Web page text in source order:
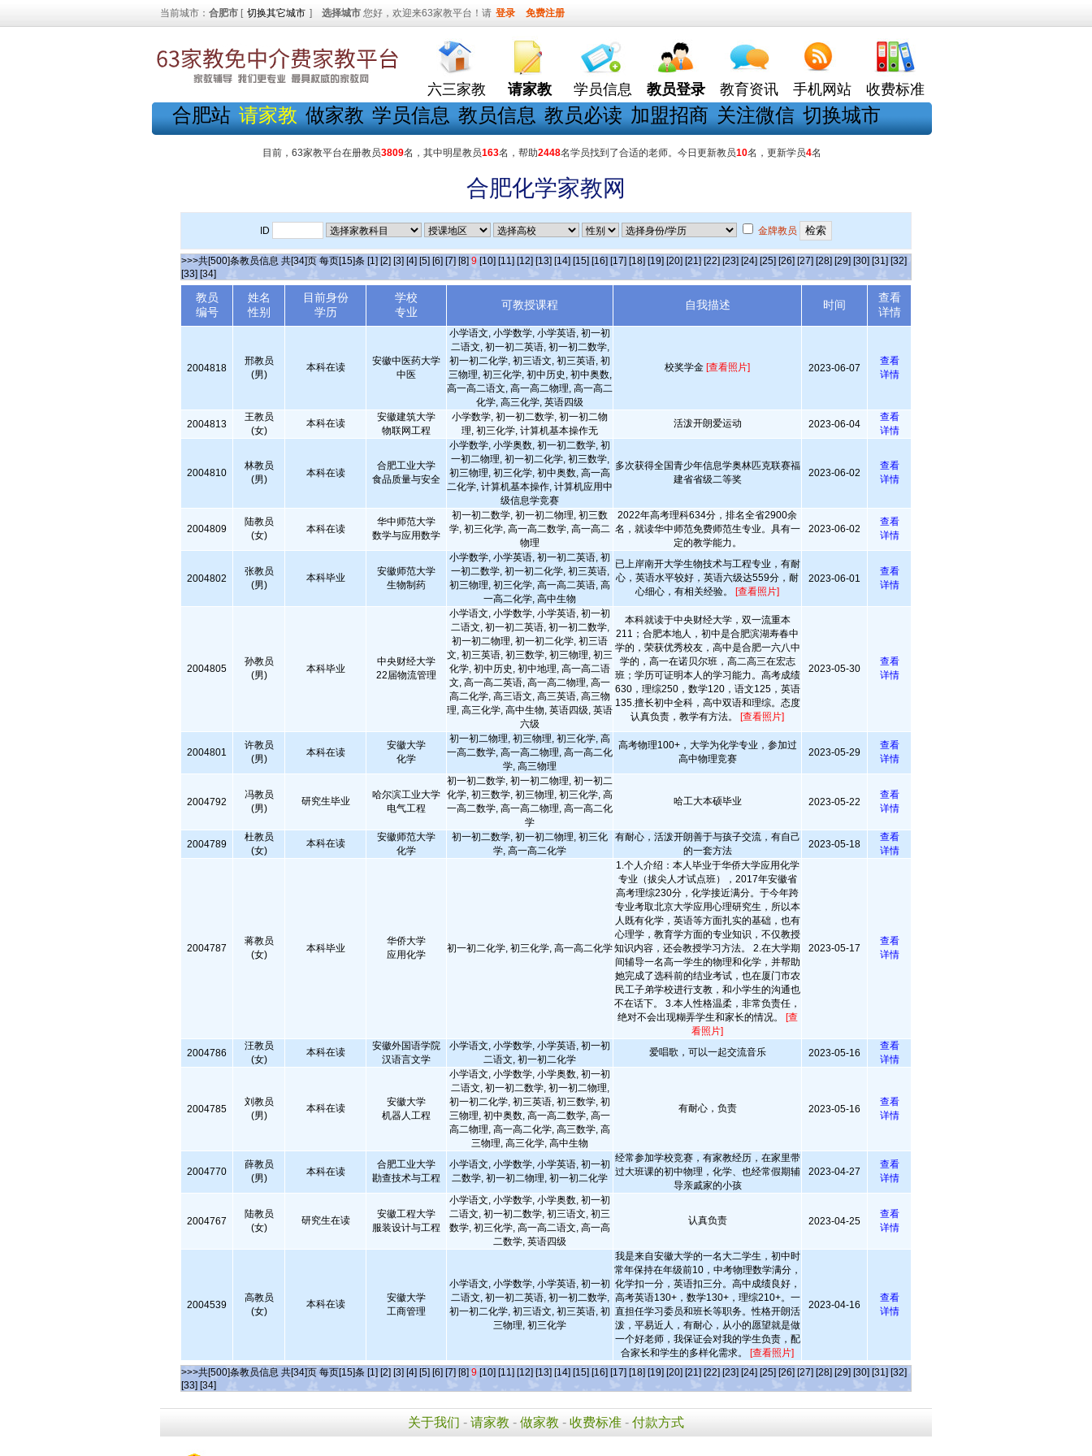
当前城市： 合肥市 [ 切换其它城市 ] 选择城市 您好，欢迎来63家教平台！请 登录 免费注册
六三家教 请家教 学员信息 教员登录 教育资讯 手机网站 收费标准
合肥站 请家教 做家教 学员信息 教员信息 教员必读 加盟招商 关注微信 切换城市
目前，63家教平台在册教员3809名，其中明星教员163名，帮助2448名学员找到了合适的老师。今日更新教员10名，更新学员4名
合肥化学家教网
ID 金牌教员
>>>共[500]条教员信息 共[34]页 每页[15]条 [1] [2] [3] [4] [5] [6] [7] [8] 9 [10] [11] [12] [13] [14] [15] [16] [17] [18] [19] [20] [21] [22] [23] [24] [25] [26] [27] [28] [29] [30] [31] [32]
[33] [34]
教员
编号
姓名
性别
目前身份
学历
学校
专业
可教授课程 自我描述 时间
查看
详情
2004818
邢教员
(男)
本科在读
安徽中医药大学
中医
小学语文, 小学数学, 小学英语, 初一初
二语文, 初一初二英语, 初一初二数学,
初一初二化学, 初三语文, 初三英语, 初
三物理, 初三化学, 初中历史, 初中奥数,
高一高二语文, 高一高二物理, 高一高二
化学, 高三化学, 英语四级
校奖学金 [查看照片] 2023-06-07
查看
详情
2004813
王教员
(女)
本科在读
安徽建筑大学
物联网工程
小学数学, 初一初二数学, 初一初二物
理, 初三化学, 计算机基本操作无
活泼开朗爱运动 2023-06-04
查看
详情
2004810
林教员
(男)
本科在读
合肥工业大学
食品质量与安全
小学数学, 小学奥数, 初一初二数学, 初
一初二物理, 初一初二化学, 初三数学,
初三物理, 初三化学, 初中奥数, 高一高
二化学, 计算机基本操作, 计算机应用中
级信息学竞赛
多次获得全国青少年信息学奥林匹克联赛福
建省省级二等奖
2023-06-02
查看
详情
2004809
陆教员
(女)
本科在读
华中师范大学
数学与应用数学
初一初二数学, 初一初二物理, 初三数
学, 初三化学, 高一高二数学, 高一高二
物理
2022年高考理科634分，排名全省2900余
名，就读华中师范免费师范生专业。具有一
定的教学能力。
2023-06-02
查看
详情
2004802
张教员
(男)
本科毕业
安徽师范大学
生物制药
小学数学, 小学英语, 初一初二英语, 初
一初二数学, 初一初二化学, 初三英语,
初三物理, 初三化学, 高一高二英语, 高
一高二化学, 高中生物
已上岸南开大学生物技术与工程专业，有耐
心，英语水平较好，英语六级达559分，耐
心细心，有相关经验。 [查看照片]
2023-06-01
查看
详情
2004805
孙教员
(男)
本科毕业
中央财经大学
22届物流管理
小学语文, 小学数学, 小学英语, 初一初
二语文, 初一初二英语, 初一初二数学,
初一初二物理, 初一初二化学, 初三语
文, 初三英语, 初三数学, 初三物理, 初三
化学, 初中历史, 初中地理, 高一高二语
文, 高一高二英语, 高一高二物理, 高一
高二化学, 高三语文, 高三英语, 高三物
理, 高三化学, 高中生物, 英语四级, 英语
六级
本科就读于中央财经大学，双一流重本
211；合肥本地人，初中是合肥滨湖寿春中
学的，荣获优秀校友，高中是合肥一六八中
学的，高一在诺贝尔班，高二高三在宏志
班；学历可证明本人的学习能力。高考成绩
630，理综250，数学120，语文125，英语
135.擅长初中全科，高中双语和理综。态度
认真负责，教学有方法。 [查看照片]
2023-05-30
查看
详情
2004801
许教员
(男)
本科在读
安徽大学
化学
初一初二物理, 初三物理, 初三化学, 高
一高二数学, 高一高二物理, 高一高二化
学, 高三物理
高考物理100+，大学为化学专业，参加过
高中物理竞赛
2023-05-29
查看
详情
2004792
冯教员
(男)
研究生毕业
哈尔滨工业大学
电气工程
初一初二数学, 初一初二物理, 初一初二
化学, 初三数学, 初三物理, 初三化学, 高
一高二数学, 高一高二物理, 高一高二化
学
哈工大本硕毕业 2023-05-22
查看
详情
2004789
杜教员
(女)
本科在读
安徽师范大学
化学
初一初二数学, 初一初二物理, 初三化
学, 高一高二化学
有耐心，活泼开朗善于与孩子交流，有自己
的一套方法
2023-05-18
查看
详情
2004787
蒋教员
(女)
本科毕业
华侨大学
应用化学
初一初二化学, 初三化学, 高一高二化学
1.个人介绍：本人毕业于华侨大学应用化学
专业（拔尖人才试点班），2017年安徽省
高考理综230分，化学接近满分。于今年跨
专业考取北京大学应用心理研究生，所以本
人既有化学，英语等方面扎实的基础，也有
心理学，教育学方面的专业知识，不仅教授
知识内容，还会教授学习方法。 2.在大学期
间辅导一名高一学生的物理和化学，并帮助
她完成了选科前的结业考试，也在厦门市农
民工子弟学校进行支教，和小学生的沟通也
不在话下。 3.本人性格温柔，非常负责任，
绝对不会出现糊弄学生和家长的情况。
[查
看照片]
2023-05-17
查看
详情
2004786
汪教员
(女)
本科在读
安徽外国语学院
汉语言文学
小学语文, 小学数学, 小学英语, 初一初
二语文, 初一初二化学
爱唱歌，可以一起交流音乐 2023-05-16
查看
详情
2004785
刘教员
(男)
本科在读
安徽大学
机器人工程
小学语文, 小学数学, 小学奥数, 初一初
二语文, 初一初二数学, 初一初二物理,
初一初二化学, 初三英语, 初三数学, 初
三物理, 初中奥数, 高一高二数学, 高一
高二物理, 高一高二化学, 高三数学, 高
三物理, 高三化学, 高中生物
有耐心，负责 2023-05-16
查看
详情
2004770
薛教员
(男)
本科在读
合肥工业大学
勘查技术与工程
小学语文, 小学数学, 小学英语, 初一初
二数学, 初一初二物理, 初一初二化学
经常参加学校竞赛，有家教经历，在家里带
过大班课的初中物理，化学、也经常假期辅
导亲戚家的小孩
2023-04-27
查看
详情
2004767
陆教员
(女)
研究生在读
安徽工程大学
服装设计与工程
小学语文, 小学数学, 小学奥数, 初一初
二语文, 初一初二数学, 初三语文, 初三
数学, 初三化学, 高一高二语文, 高一高
二数学, 英语四级
认真负责 2023-04-25
查看
详情
2004539
高教员
(女)
本科在读
安徽大学
工商管理
小学语文, 小学数学, 小学英语, 初一初
二语文, 初一初二英语, 初一初二数学,
初一初二化学, 初三语文, 初三英语, 初
三物理, 初三化学
我是来自安徽大学的一名大二学生，初中时
常年保持在年级前10，中考物理数学满分，
化学扣一分，英语扣三分。高中成绩良好，
高考英语130+，数学130+，理综210+。一
直担任学习委员和班长等职务。性格开朗活
泼，平易近人，有耐心，从小的愿望就是做
一个好老师，我保证会对我的学生负责，配
合家长和学生的多样化需求。 [查看照片]
2023-04-16
查看
详情
>>>共[500]条教员信息 共[34]页 每页[15]条 [1] [2] [3] [4] [5] [6] [7] [8] 9 [10] [11] [12] [13] [14] [15] [16] [17] [18] [19] [20] [21] [22] [23] [24] [25] [26] [27] [28] [29] [30] [31] [32]
[33] [34]
关于我们 - 请家教 - 做家教 - 收费标准 - 付款方式